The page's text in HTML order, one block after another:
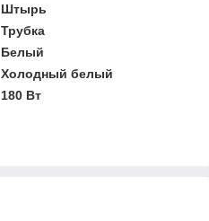
Штырь
Трубка
Белый
Холодный белый
180 Вт